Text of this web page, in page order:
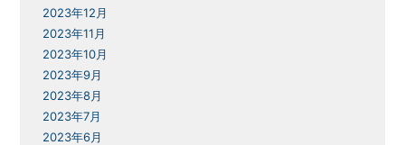
2023年12月
2023年11月
2023年10月
2023年9月
2023年8月
2023年7月
2023年6月